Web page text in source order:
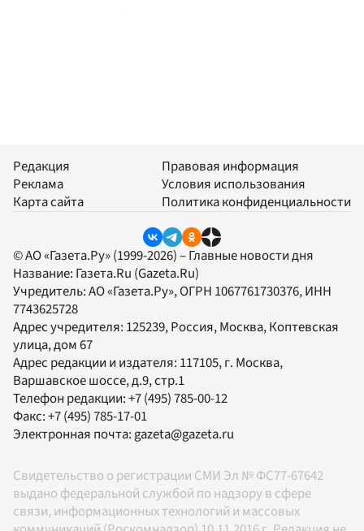
Редакция
Реклама
Карта сайта
Правовая информация
Условия использования
Политика конфиденциальности
© АО «Газета.Ру» (1999-2026) – Главные новости дня
Название: Газета.Ru (Gazeta.Ru)
Учредитель:АО «Газета.Ру», ОГРН 1067761730376, ИНН
7743625728
Адрес учредителя: 125239, Россия, Москва, Коптевская
улица, дом 67
Адрес редакции и издателя: 117105, г. Москва,
Варшавское шоссе, д.9, стр.1
Телефон редакции:+7 (495) 785-00-12
Факс:+7 (495) 785-17-01
Электронная почта:gazeta@gazeta.ru
Свидетельство о регистрации СМИ Эл № ФС77-67642
выдано федеральной службой по надзору в сфере
связи, информационных технологий и массовых